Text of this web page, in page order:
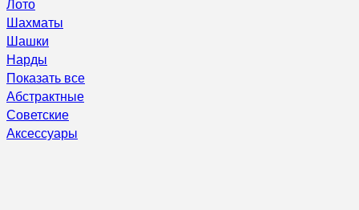
Шахматы
Шашки
Нарды
Показать все
Абстрактные
Советские
Аксессуары